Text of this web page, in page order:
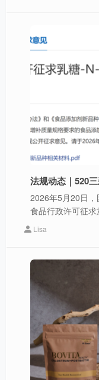
2026年5月20日
食品行政许可征求
Lisa